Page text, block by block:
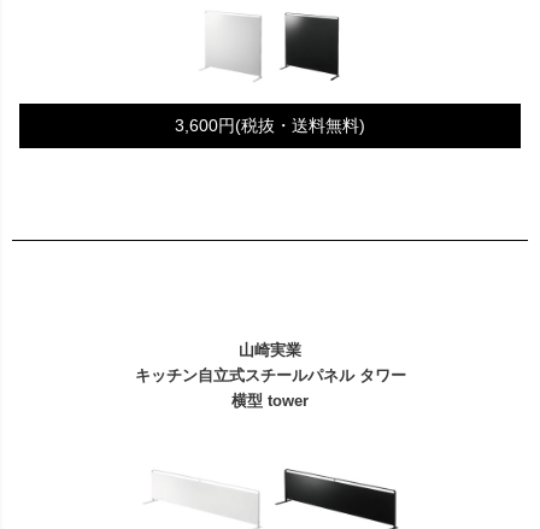
3,600円(税抜・送料無料)
山崎実業
キッチン自立式スチールパネル タワー
横型 tower